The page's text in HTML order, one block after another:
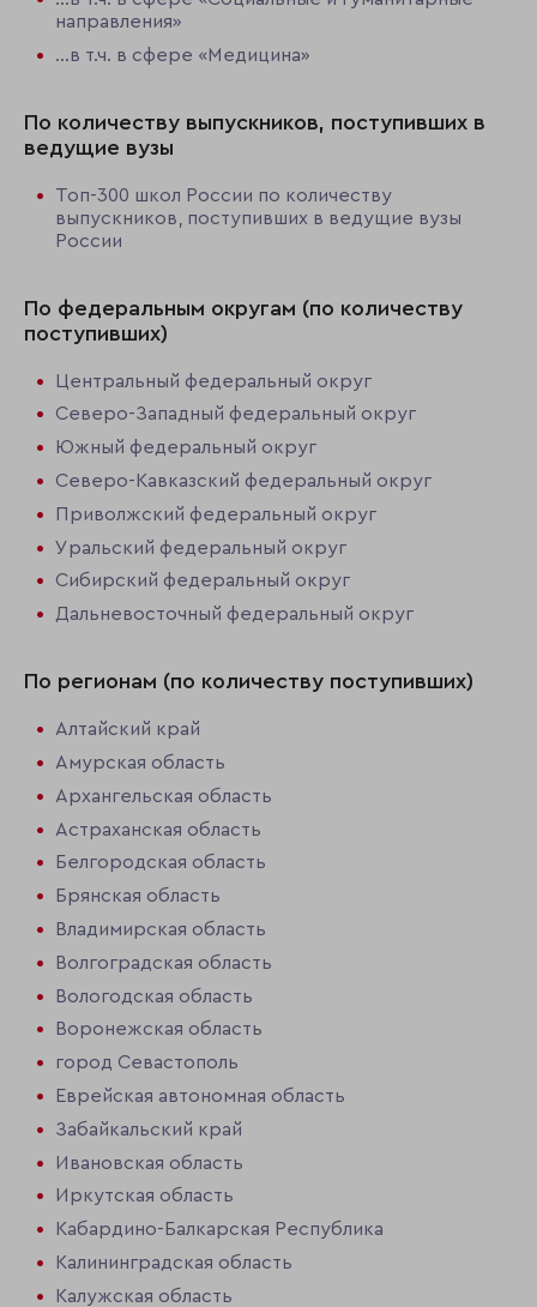
направления»
…в т.ч. в сфере «Медицина»
По количеству выпускников, поступивших в
ведущие вузы
Топ-300 школ России по количеству
выпускников, поступивших в ведущие вузы
России
По федеральным округам (по количеству
поступивших)
Центральный федеральный округ
Северо-Западный федеральный округ
Южный федеральный округ
Северо-Кавказский федеральный округ
Приволжский федеральный округ
Уральский федеральный округ
Сибирский федеральный округ
Дальневосточный федеральный округ
По регионам (по количеству поступивших)
Алтайский край
Амурская область
Архангельская область
Астраханская область
Белгородская область
Брянская область
Владимирская область
Волгоградская область
Вологодская область
Воронежская область
город Севастополь
Еврейская автономная область
Забайкальский край
Ивановская область
Иркутская область
Кабардино-Балкарская Республика
Калининградская область
Калужская область